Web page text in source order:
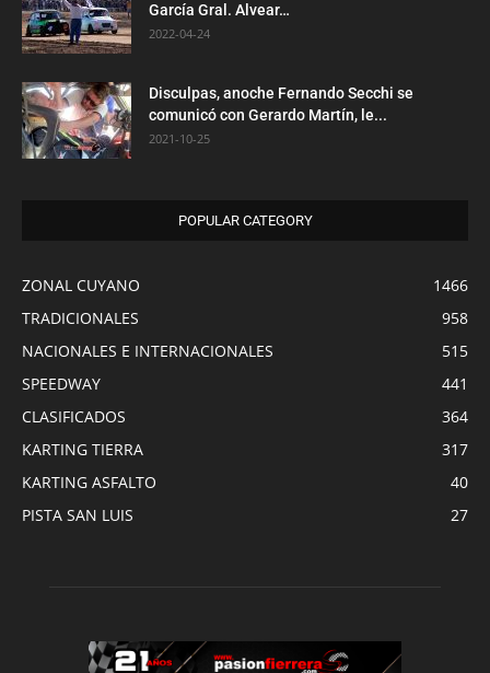
García Gral. Alvear…
2022-04-24
Disculpas, anoche Fernando Secchi se
comunicó con Gerardo Martín, le...
2021-10-25
POPULAR CATEGORY
ZONAL CUYANO
1466
TRADICIONALES
958
NACIONALES E INTERNACIONALES
515
SPEEDWAY
441
CLASIFICADOS
364
KARTING TIERRA
317
KARTING ASFALTO
40
PISTA SAN LUIS
27